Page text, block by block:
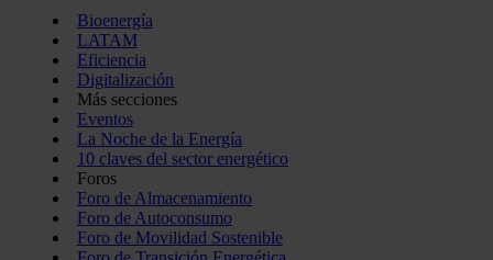
Bioenergía
LATAM
Eficiencia
Digitalización
Más secciones
Eventos
La Noche de la Energía
10 claves del sector energético
Foros
Foro de Almacenamiento
Foro de Autoconsumo
Foro de Movilidad Sostenible